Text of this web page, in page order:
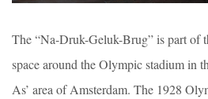
The “Na-Druk-Geluk-Brug” is part of
space around the Olympic stadium in
As’ area of Amsterdam. The 1928